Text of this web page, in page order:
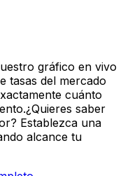
gráfico en vivo
tasas del mercado
cuánto
saber
Establezca una
alcance tu